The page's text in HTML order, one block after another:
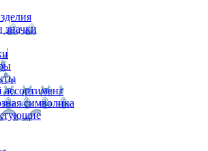
ассортимент
символика